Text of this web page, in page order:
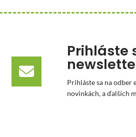
Prihláste
Prihláste sa na
novinkách, a ďalších